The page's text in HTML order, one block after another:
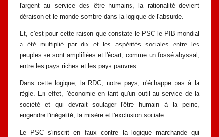
l'argent au service des être humains,
la rationalité devient
déraison et le monde sombre dans la logique de l'absurde.
Et, c'est pour cette raison que constate le PSC le PIB mondial
a été multiplié par dix et les aspérités sociales entre les
peuples se sont amplifiées et l'écart, comme un fossé abyssal,
entre les pays riches et les pays pauvres.
Dans cette logique, la RDC, notre pays, n'échappe pas à la
règle. En effet,
l'économie en tant qu'un outil au service de la
société et qui devrait soulager
l'être humain à la peine,
engendre l'inégalité, la misère et l'exclusion sociale.
Le PSC s'inscrit en faux contre la logique marchande qui